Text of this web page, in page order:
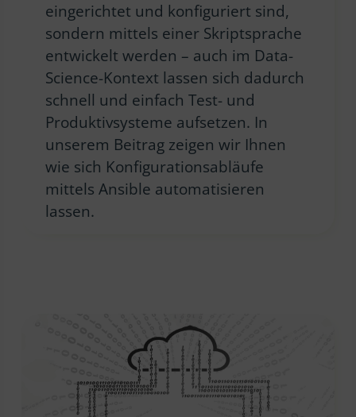
eingerichtet und konfiguriert sind,
sondern mittels einer Skriptsprache
entwickelt werden – auch im Data-
Science-Kontext lassen sich dadurch
schnell und einfach Test- und
Produktivsysteme aufsetzen. In
unserem Beitrag zeigen wir Ihnen
wie sich Konfigurationsabläufe
mittels Ansible automatisieren
lassen.